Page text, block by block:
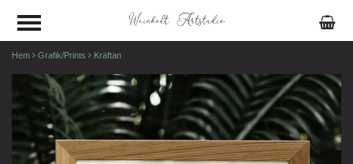
Hem Grafik/Prints Kräftan